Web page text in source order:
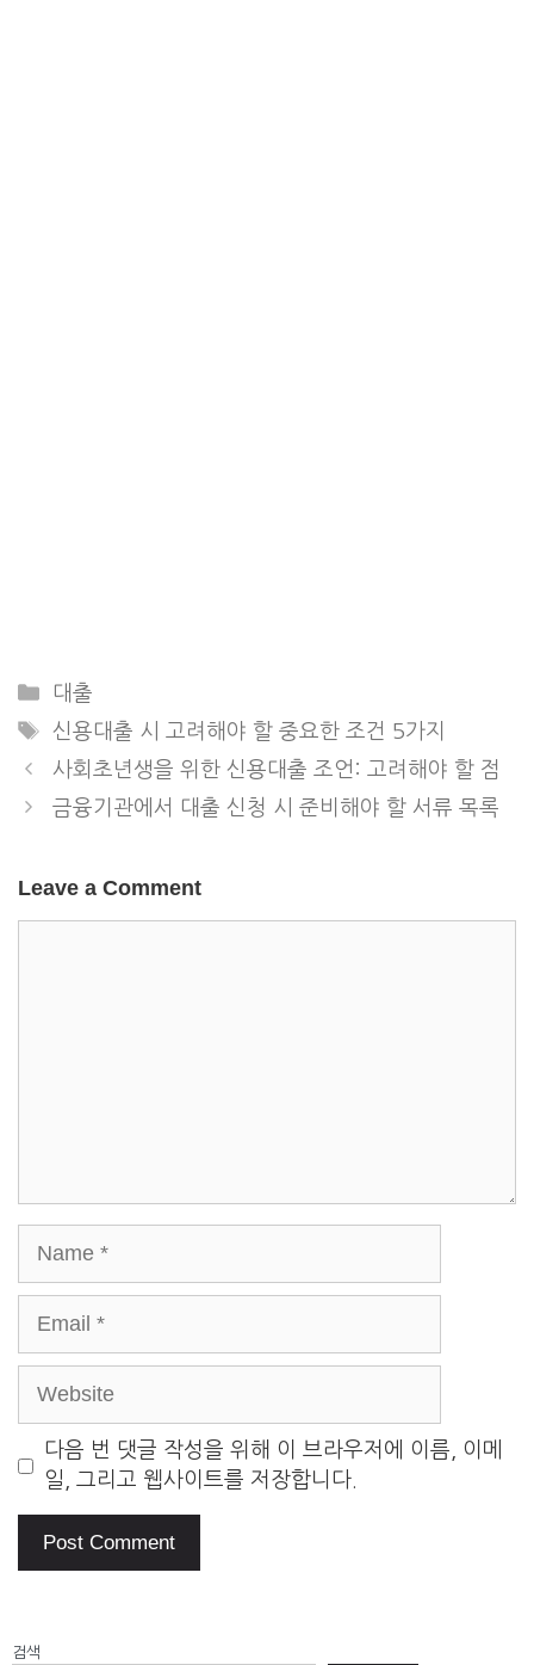
Categories
대출
Tags
신용대출 시 고려해야 할 중요한 조건 5가지
사회초년생을 위한 신용대출 조언: 고려해야 할 점
금융기관에서 대출 신청 시 준비해야 할 서류 목록
Leave a Comment
다음 번 댓글 작성을 위해 이 브라우저에 이름, 이메
일, 그리고 웹사이트를 저장합니다.
검색